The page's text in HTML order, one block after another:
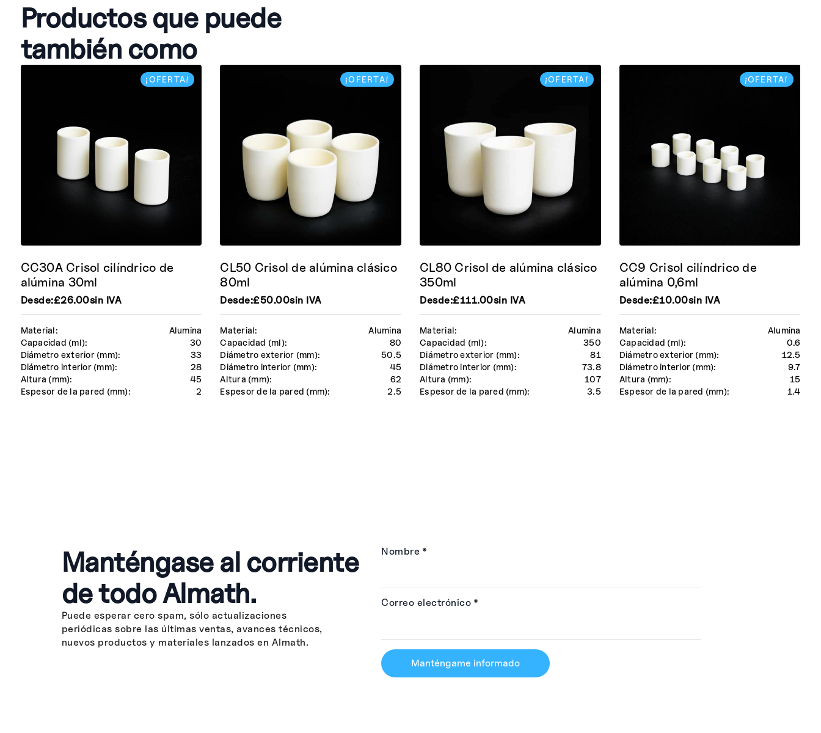
Productos que puede
también como
¡OFERTA!
Material:
Alumina
Capacidad (ml):
30
Diámetro exterior (mm):
33
Diámetro interior (mm):
28
Altura (mm):
45
Espesor de la pared (mm):
2
CC30A Crisol cilíndrico de
alúmina 30ml
Desde:£26.00sin IVA
¡OFERTA!
Material:
Alumina
Capacidad (ml):
80
Diámetro exterior (mm):
50.5
Diámetro interior (mm):
45
Altura (mm):
62
Espesor de la pared (mm):
2.5
CL50 Crisol de alúmina clásico
80ml
Desde:£50.00sin IVA
¡OFERTA!
Material:
Alumina
Capacidad (ml):
350
Diámetro exterior (mm):
81
Diámetro interior (mm):
73.8
Altura (mm):
107
Espesor de la pared (mm):
3.5
CL80 Crisol de alúmina clásico
350ml
Desde:£111.00sin IVA
¡OFERTA!
Material:
Alumina
Capacidad (ml):
0.6
Diámetro exterior (mm):
12.5
Diámetro interior (mm):
9.7
Altura (mm):
15
Espesor de la pared (mm):
1.4
CC9 Crisol cilíndrico de
alúmina 0,6ml
Desde:£10.00sin IVA
Manténgase al corriente
de todo Almath.
Puede esperar cero spam, sólo actualizaciones
periódicas sobre las últimas ventas, avances técnicos,
nuevos productos y materiales lanzados en Almath.
Nombre *
Correo electrónico *
Manténgame informado